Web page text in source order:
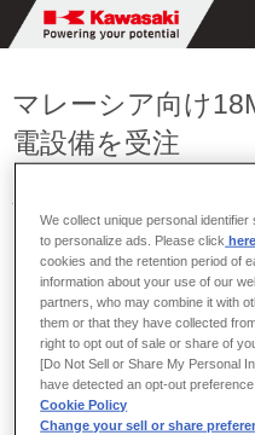
マレーシア向け
電設備を受注
川崎重工は、マレーシアの
Methanol （Labuan） Sdn
アン、以下PML）より、
を主機とするガスタービン
により、「L20A」を主機と
は計10台となります。
We collect unique personal
to personalize ads. Please click
cookies and the retention period of
information about your use of our
partners, who may combine it with
them or that they have collected
right to opt out of sale or share of
[Do Not Sell or Share My Personal
have detected an opt-out
Cookie Policy
Change your sell or share